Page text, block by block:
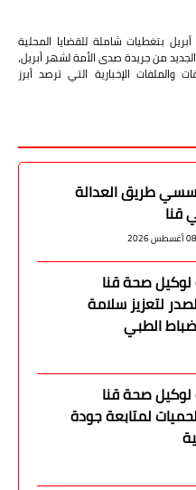
بتغطيات شاملة للقضايا المحلية
من جريدة صدى الأمة لشهر أبريل،
الإخبارية التي ترصد أبرز
طريق العدالة
قنا
08 أغسطس 2026
صحة قنا
لتعزيز سلامة
الطبي
صحة قنا
لمتابعة جودة